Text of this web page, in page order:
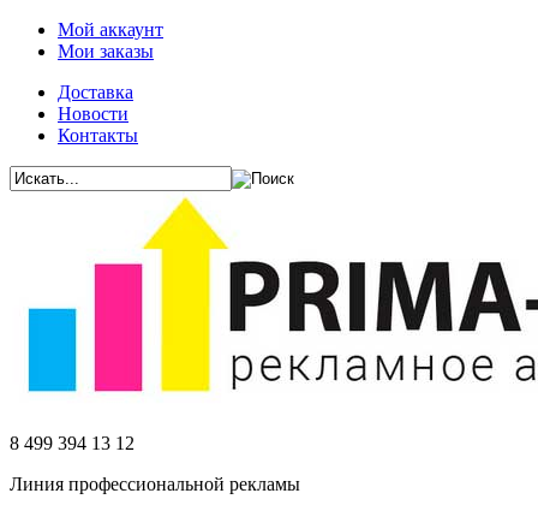
Мой аккаунт
Мои заказы
Доставка
Новости
Контакты
8 499 394 13 12
Линия профессиональной рекламы